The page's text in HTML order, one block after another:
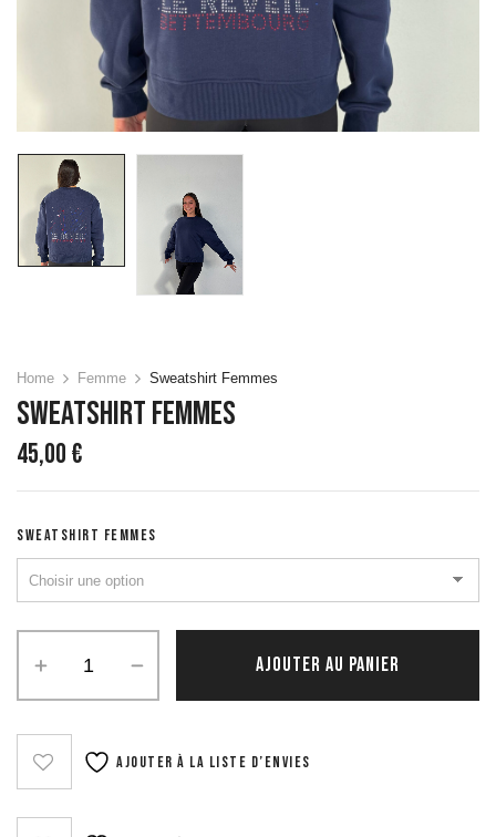
Home Femme Sweatshirt Femmes
Sweatshirt Femmes
45,00€
SWEATSHIRT FEMMES
AJOUTER AU PANIER
Ajouter à la liste d’envies